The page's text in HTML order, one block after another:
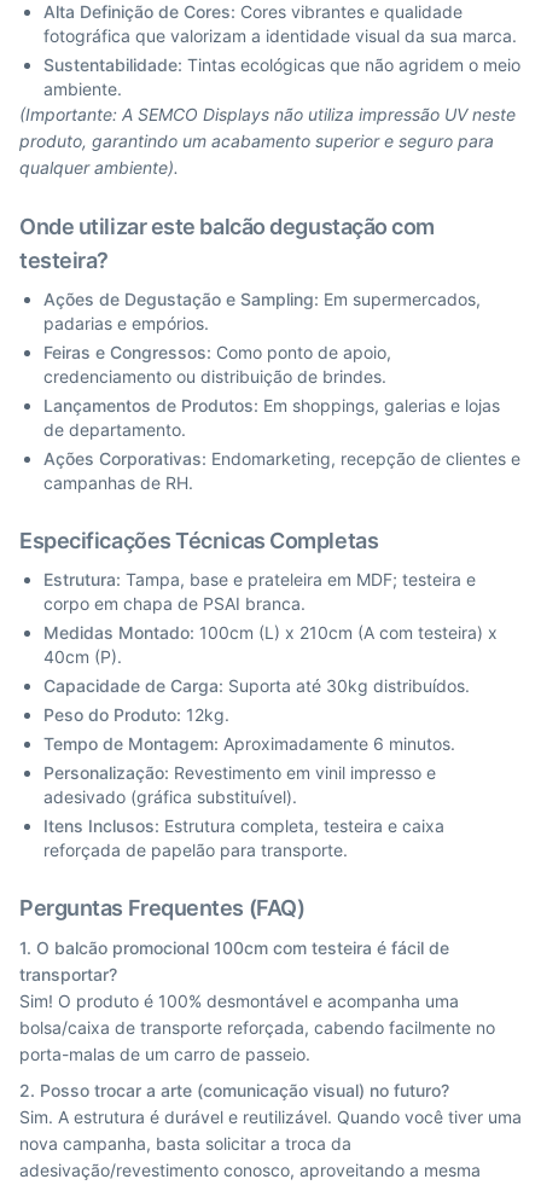
Alta Definição de Cores: Cores vibrantes e qualidade
fotográfica que valorizam a identidade visual da sua marca.
Sustentabilidade: Tintas ecológicas que não agridem o meio
ambiente.
(Importante: A SEMCO Displays não utiliza impressão UV neste
produto, garantindo um acabamento superior e seguro para
qualquer ambiente).
Onde utilizar este balcão degustação com
testeira?
Ações de Degustação e Sampling: Em supermercados,
padarias e empórios.
Feiras e Congressos: Como ponto de apoio,
credenciamento ou distribuição de brindes.
Lançamentos de Produtos: Em shoppings, galerias e lojas
de departamento.
Ações Corporativas: Endomarketing, recepção de clientes e
campanhas de RH.
Especificações Técnicas Completas
Estrutura: Tampa, base e prateleira em MDF; testeira e
corpo em chapa de PSAI branca.
Medidas Montado: 100cm (L) x 210cm (A com testeira) x
40cm (P).
Capacidade de Carga: Suporta até 30kg distribuídos.
Peso do Produto: 12kg.
Tempo de Montagem: Aproximadamente 6 minutos.
Personalização: Revestimento em vinil impresso e
adesivado (gráfica substituível).
Itens Inclusos: Estrutura completa, testeira e caixa
reforçada de papelão para transporte.
Perguntas Frequentes (FAQ)
1. O balcão promocional 100cm com testeira é fácil de
transportar?
Sim! O produto é 100% desmontável e acompanha uma
bolsa/caixa de transporte reforçada, cabendo facilmente no
porta-malas de um carro de passeio.
2. Posso trocar a arte (comunicação visual) no futuro?
Sim. A estrutura é durável e reutilizável. Quando você tiver uma
nova campanha, basta solicitar a troca da
adesivação/revestimento conosco, aproveitando a mesma